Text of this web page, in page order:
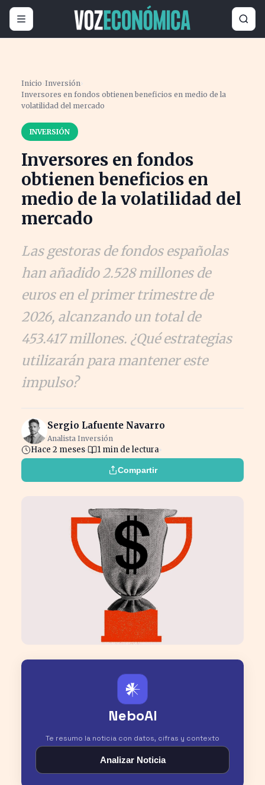
Inicio ›Inversión›
Inversores en fondos obtienen beneficios en medio de la
volatilidad del mercado
INVERSIÓN
Inversores en fondos
obtienen beneficios en
medio de la volatilidad del
mercado
Las gestoras de fondos españolas
han añadido 2.528 millones de
euros en el primer trimestre de
2026, alcanzando un total de
453.417 millones. ¿Qué estrategias
utilizarán para mantener este
impulso?
Sergio Lafuente Navarro
Analista Inversión
Hace 2 meses 1 min de lectura
Compartir
𒀭
NeboAI
Te resumo la noticia con datos, cifras y contexto
Analizar Noticia